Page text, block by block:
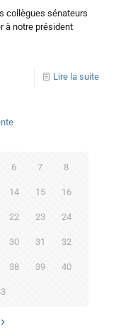
collègues sénateurs
à notre président
Lire la suite
6 7 8
14 15 16
22 23 24
30 31 32
38 39 40